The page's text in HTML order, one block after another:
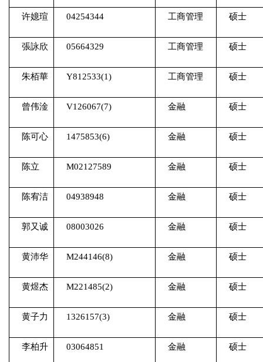
许嬑瑄 04254344 工商管理 硕士
張詠欣 05664329 工商管理 硕士
朱栢華 Y812533(1) 工商管理 硕士
曾伟淦 V126067(7) 金融 硕士
陈可心 1475853(6) 金融 硕士
陈立 M02127589 金融 硕士
陈宥洁 04938948 金融 硕士
郭又诚 08003026 金融 硕士
黄沛华 M244146(8) 金融 硕士
黄煜杰 M221485(2) 金融 硕士
黄子力 1326157(3) 金融 硕士
李柏升 03064851 金融 硕士